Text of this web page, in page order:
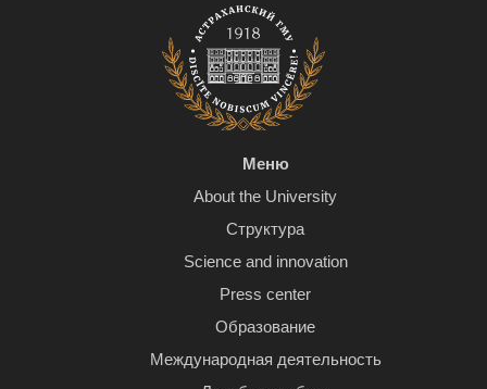
Меню
About the University
Структура
Science and innovation
Press center
Образование
Международная деятельность